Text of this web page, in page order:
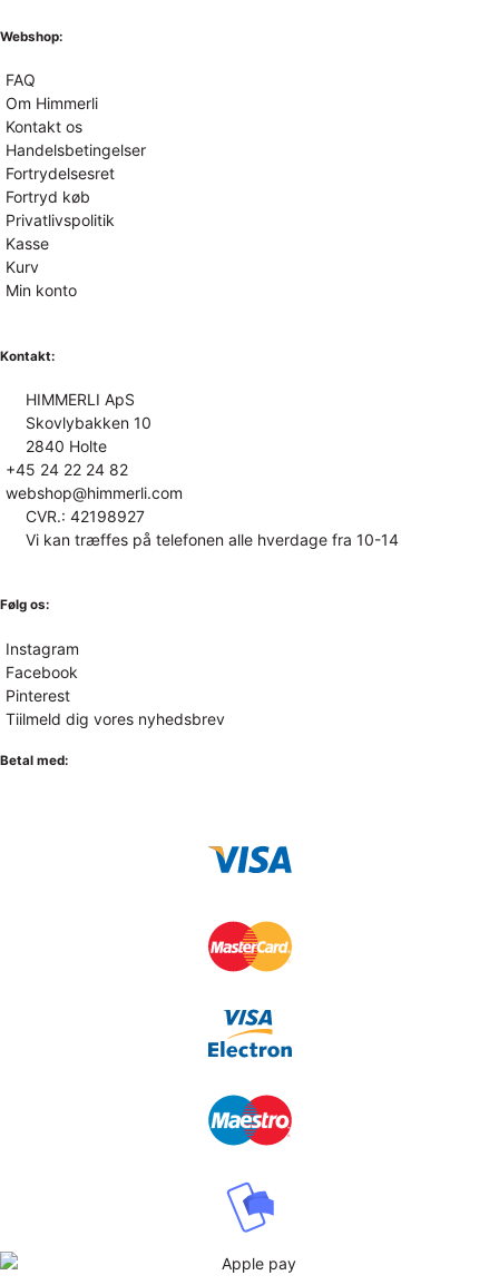
Webshop:
FAQ
Om Himmerli
Kontakt os
Handelsbetingelser
Fortrydelsesret
Fortryd køb
Privatlivspolitik
Kasse
Kurv
Min konto
Kontakt:
HIMMERLI ApS
Skovlybakken 10
2840 Holte
+45 24 22 24 82
webshop@himmerli.com
CVR.: 42198927
Vi kan træffes på telefonen alle hverdage fra 10-14
Følg os:
Instagram
Facebook
Pinterest
Tiilmeld dig vores nyhedsbrev
Betal med: